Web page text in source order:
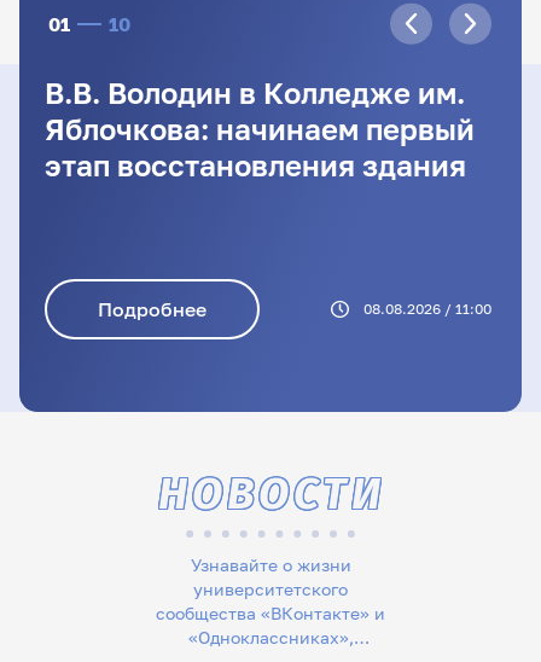
01 10
В.В. Володин в Колледже им.
Яблочкова: начинаем первый
этап восстановления здания
Подробнее 08.08.2026 / 11:00
Узнавайте о жизни
университетского
сообщества «ВКонтакте» и
«Одноклассниках»,
НОВОСТИ